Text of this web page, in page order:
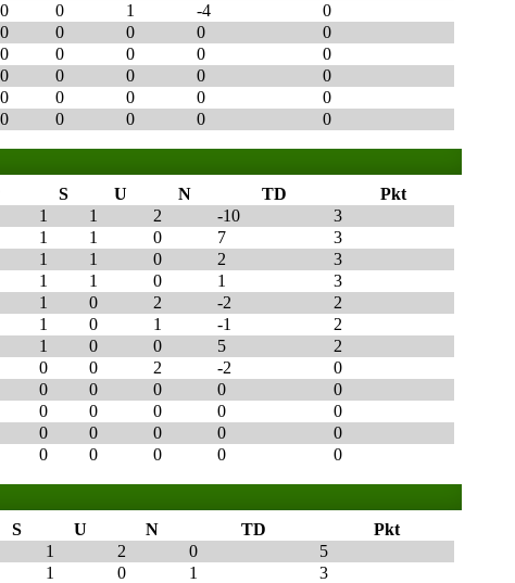
0 0 1 -4
0
0 0 0 0
0
0 0 0 0
0
0 0 0 0
0
0 0 0 0
0
0 0 0 0 0
S U N TD
Pkt
1 1 2 -10
3
1 1 0 7
3
1 1 0 2
3
1 1 0 1
3
1 0 2 -2
2
1 0 1 -1
2
1 0 0 5
2
0 0 2 -2
0
0 0 0 0
0
0 0 0 0
0
0 0 0 0
0
0 0 0 0 0
S U N TD
Pkt
1 2 0
5
1 0 1
3